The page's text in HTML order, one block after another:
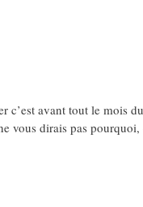
avant tout le mois
vous dirais pas